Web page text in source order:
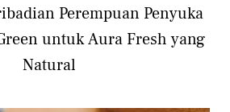
Perempuan Penyuka
untuk Aura Fresh yang
Natural